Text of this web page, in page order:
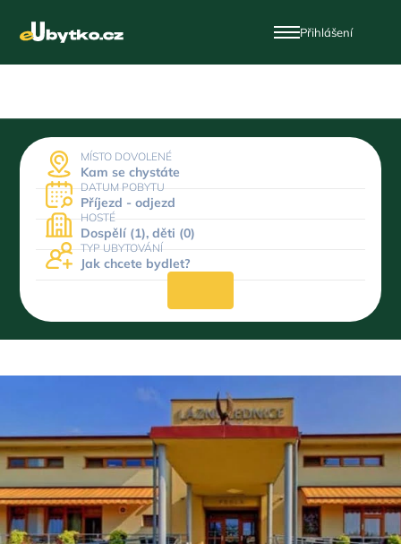
Přihlášení
MÍSTO DOVOLENÉ
Kam se chystáte
DATUM POBYTU
Příjezd - odjezd
HOSTÉ
Dospělí (1), děti (0)
TYP UBYTOVÁNÍ
Jak chcete bydlet?